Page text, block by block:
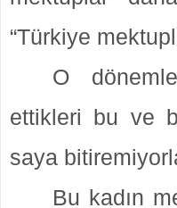
“Türkiye
O
ettikleri bu ve
saya
Bu kadın